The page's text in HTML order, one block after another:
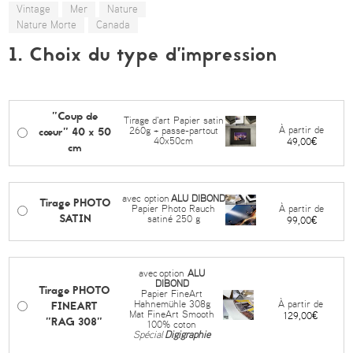
Vintage Mer
Nature
Nature Morte
Canada
1. Choix du type d’impression
"Coup de
cœur" 40 x 50
cm
Tirage d'art Papier satin
260g + passe-partout
40x50cm
À partir de
49,00€
Tirage PHOTO
SATIN
avec option ALU DIBOND
Papier Photo Rauch
satiné 250 g
À partir de
99,00€
Tirage PHOTO
FINEART
"RAG 308"
avecoptionALU
DIBOND
Papier FineArt
Hahnemühle 308g
Mat FineArt Smooth
100% coton
SpécialDigigraphie
À partir de
129,00€